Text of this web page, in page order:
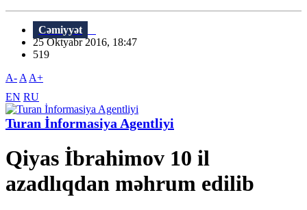
Cəmiyyət
25 Oktyabr 2016, 18:47
519
A- A A+
EN RU
Turan İnformasiya Agentliyi
Qiyas İbrahimov 10 il
azadlıqdan məhrum edilib